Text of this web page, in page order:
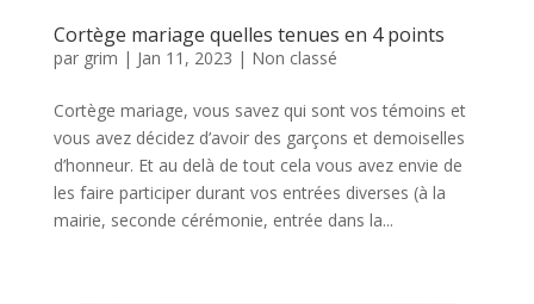
Cortège mariage quelles tenues en 4 points
par grim | Jan 11, 2023 | Non classé
Cortège mariage, vous savez qui sont vos témoins et
vous avez décidez d’avoir des garçons et demoiselles
d’honneur. Et au delà de tout cela vous avez envie de
les faire participer durant vos entrées diverses (à la
mairie, seconde cérémonie, entrée dans la...